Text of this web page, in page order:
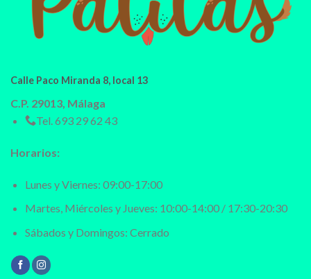
Calle Paco Miranda 8, local 13
C.P. 29013, Málaga
Tel.693 29 62 43
Horarios:
Lunes y Viernes: 09:00-17:00
Martes, Miércoles y Jueves: 10:00-14:00 / 17:30-20:30
Sábados y Domingos: Cerrado